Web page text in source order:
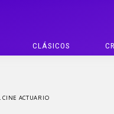
CLÁSICOS
CINE ACTUARIO